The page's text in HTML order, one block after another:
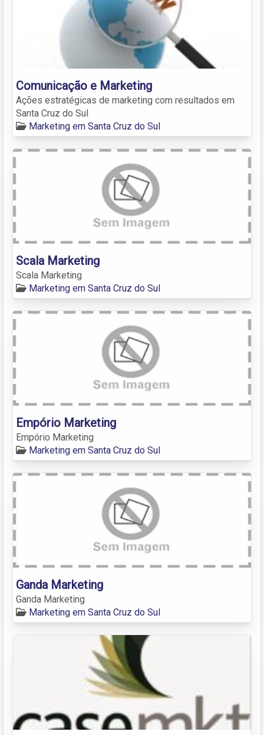
Comunicação e Marketing
Ações estratégicas de marketing com resultados em
Santa Cruz do Sul
Marketing em Santa Cruz do Sul
Scala Marketing
Scala Marketing
Marketing em Santa Cruz do Sul
Empório Marketing
Empório Marketing
Marketing em Santa Cruz do Sul
Ganda Marketing
Ganda Marketing
Marketing em Santa Cruz do Sul